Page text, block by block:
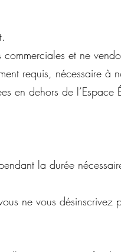
et ne
requis, nécessaire à
en dehors de
la durée
ne vous désinscrivez